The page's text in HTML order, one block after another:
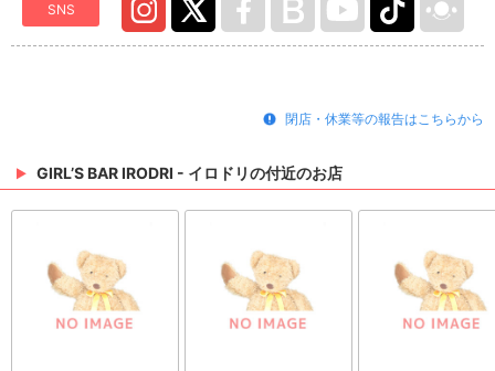
SNS
閉店・休業等の報告はこちらから
GIRL’S BAR IRODRI - イロドリの付近のお店